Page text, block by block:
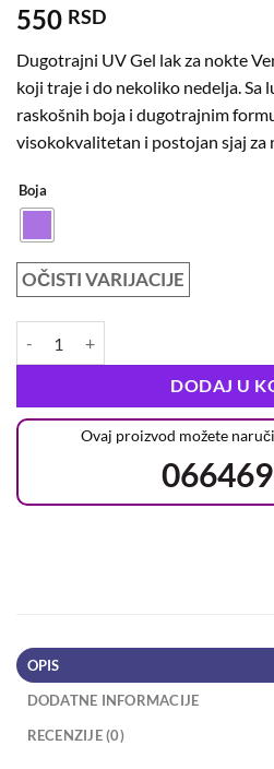
550 RSD
Dugotrajni UV Gel lak za nokte
koji traje i do nekoliko nedelja. Sa
raskošnih boja i dugotrajnim
visokokvalitetan i postojan sjaj za
Boja
OČISTI VARIJACIJE
DODAJ U
Ovaj proizvod možete
OPIS
DODATNE INFORMACIJE
RECENZIJE (0)